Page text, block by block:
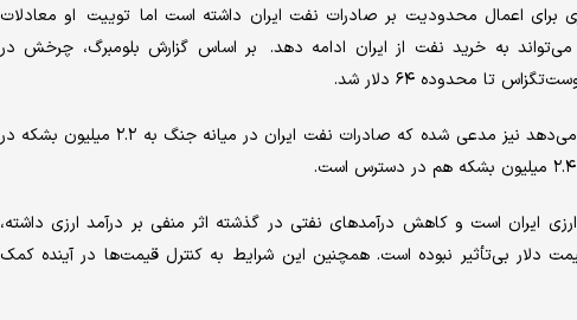
برای اعمال محدودیت بر صادرات نفت ایران داشته است اما توییت او معادلات
به خرید نفت از ایران ادامه دهد. بر اساس گزارش بلومبرگ، چرخش در
تا محدوده ۶۴ دلار شد.
موسسه کپلر که خدمات مربوط به ردیابی کشتی‌ها را ارایه می‌دهد نیز مدعی شده که صادرات نفت ایران در میانه جنگ به ۲.۲ میلیون بشکه در
ایران است و کاهش درآمدهای نفتی در گذشته اثر منفی بر درآمد ارزی داشته،
دلار بی‌تأثیر نبوده است. همچنین این شرایط به کنترل قیمت‌ها در آینده کمک